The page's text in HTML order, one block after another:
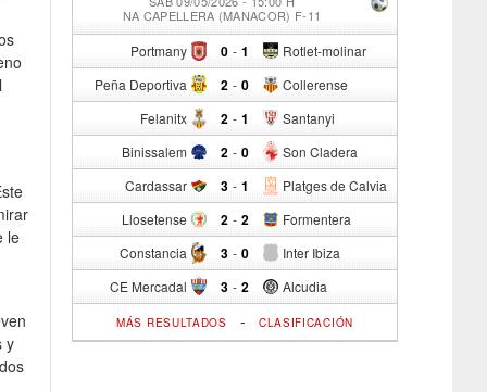
le
y
NA CAPELLERA (MANACOR) F-11
Portmany 0 - Rotlet-molinar
1
Peña Deportiva 2 - Collerense
0
Felanitx 2 - Santanyi
1
Binissalem 2 - Son Cladera
0
Cardassar 3 - Platges de Calvia
1
Llosetense 2 - Formentera
2
Constancia 3 - Inter Ibiza
0
CE Mercadal 3 - Alcudia
2
MÁS RESULTADOS - CLASIFICACIÓN